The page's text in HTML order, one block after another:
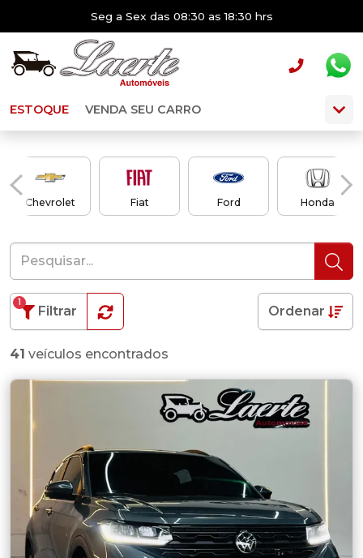
Seg a Sex das 08:30 as 18:30 hrs
ESTOQUE VENDA SEU CARRO
Chevrolet Fiat Ford Honda
Filtrar
1
Ordenar
41 veículos encontrados